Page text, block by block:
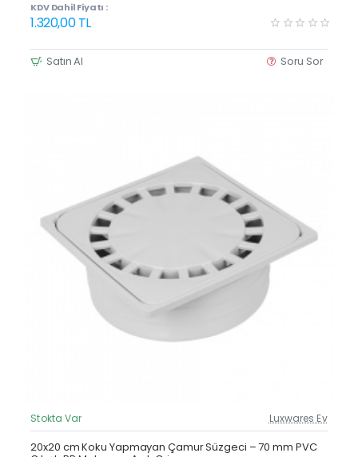
KDV Dahil Fiyatı :
1.320,00 TL
Satın Al Soru Sor
Güncel Fiyat
Yeni Ürün
Stokta Var Luxwares Ev
20x20 cm Koku Yapmayan Çamur Süzgeci – 70 mm PVC